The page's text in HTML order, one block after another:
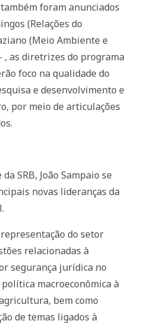
foram anunciados
(Relações do
(Meio Ambiente e
, as diretrizes do programa
foco na qualidade do
e desenvolvimento e
por meio de articulações
SRB, João Sampaio se
novas lideranças da
do setor
relacionadas à
segurança jurídica no
macroeconômica à
bem como
de temas ligados à